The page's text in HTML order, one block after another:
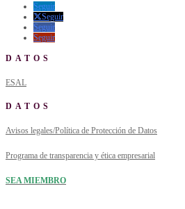
Seguir
Seguir
Seguir
Seguir
DATOS
ESAL
DATOS
Avisos legales/Política de Protección de Datos
Programa de transparencia y ética empresarial
SEA MIEMBRO